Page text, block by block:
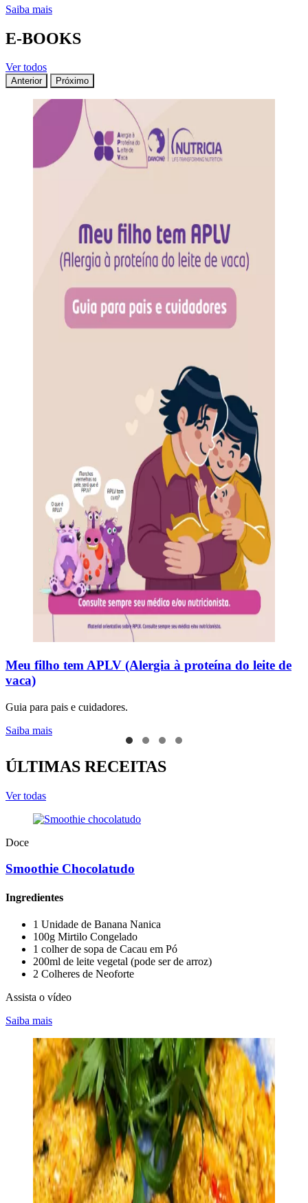
Saiba mais
E-BOOKS
Ver todos
Anterior Próximo
Meu filho tem APLV (Alergia à proteína do leite de
vaca)
Guia para pais e cuidadores.
Saiba mais
ÚLTIMAS RECEITAS
Ver todas
Doce
Smoothie Chocolatudo
Ingredientes
1 Unidade de Banana Nanica
100g Mirtilo Congelado
1 colher de sopa de Cacau em Pó
200ml de leite vegetal (pode ser de arroz)
2 Colheres de Neoforte
Assista o vídeo
Saiba mais